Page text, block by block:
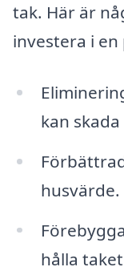
tak. Här är
investera i
kan
husvärde.
hålla